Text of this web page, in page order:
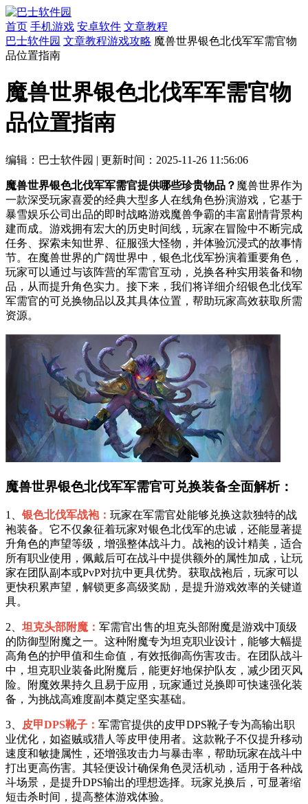
首页 手机游戏 安卓软件 文章教程
巴士软件园 文章教程游戏攻略 魔兽世界银色北伐军军需官物
品位置指南
魔兽世界银色北伐军军需官物
品位置指南
编辑：巴士软件园 | 更新时间：2025-11-26 11:56:06
魔兽世界银色北伐军军需官提供哪些珍贵物品？ 魔兽世界作为
一款深受玩家喜爱的经典大型多人在线角色扮演游戏，它基于
暴雪娱乐公司出品的即时战略游戏魔兽争霸的丰富剧情背景构
建而成。游戏拥有宏大的历史时间线，玩家在冒险中不断完成
任务、探索未知世界、征服强大怪物，并体验沉浸式的故事情
节。在魔兽世界的广阔世界中，银色北伐军扮演着重要角色，
玩家可以通过与该阵营的军需官互动，兑换各种实用装备和物
品，从而提升角色实力。接下来，我们将详细介绍银色北伐军
军需官的可兑换物品以及其具体位置，帮助玩家高效获取所需
资源。
魔兽世界银色北伐军军需官可兑换装备全面解析：
1、 银色北伐军战袍： 玩家在军需官处能够兑换这款独特的战
袍装备。它不仅象征着玩家对银色北伐军的忠诚，还能显著提
升角色的声望等级，增强整体战斗力。战袍的设计精美，适合
所有职业使用，佩戴后可在战斗中提供额外的属性加成，让玩
家在团队副本或PvP对抗中更具优势。获取战袍后，玩家可以
更快积累声望，解锁更多高级奖励，是提升游戏效率的关键道
具。
2、 坦克头部附魔： 军需官出售的坦克头部附魔是游戏中顶级
的防御型附魔之一。这种附魔专为坦克职业设计，能够大幅提
高角色的护甲值和生命值，有效抵御高伤害攻击。在团队战斗
中，坦克职业装备此附魔后，能更好地保护队友，减少团灭风
险。附魔效果持久且易于应用，玩家通过兑换即可快速强化装
备，为挑战高难度副本奠定坚实基础。
3、 皮甲DPS靴子： 军需官提供的皮甲DPS靴子专为高输出职
业优化，如盗贼或猎人等皮甲使用者。这款靴子不仅提升移动
速度和敏捷属性，还增强攻击力与暴击率，帮助玩家在战斗中
打出更高伤害。其轻便设计确保角色灵活机动，适用于各种战
斗场景，是提升DPS输出的理想选择。玩家兑换后，可显著缩
短击杀时间，提高整体游戏体验。